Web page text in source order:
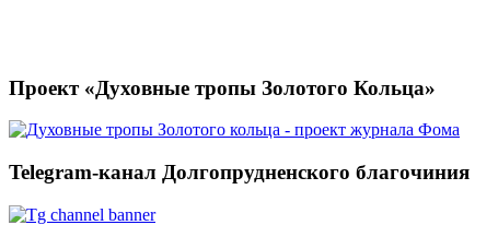
Проект «Духовные тропы Золотого Кольца»
Telegram-канал Долгопрудненского благочиния